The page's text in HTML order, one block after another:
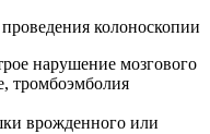
колоноскопии
нарушение мозгового
тромбоэмболия
врожденного или